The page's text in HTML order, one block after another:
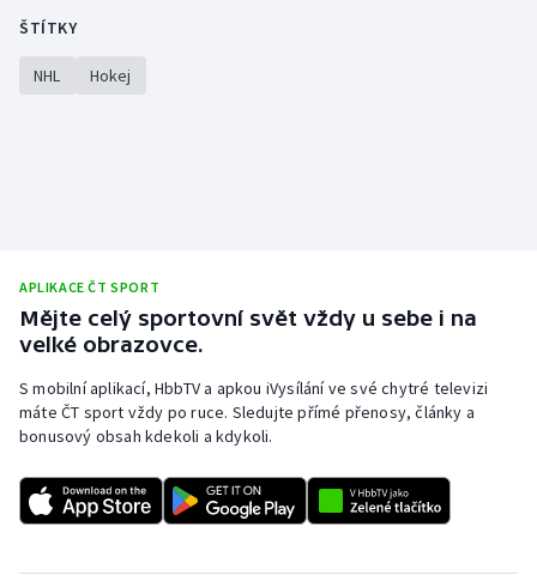
Parasport
Plavání
Short track
Sportovní střelba
Stolní tenis
Triatlon
ŠTÍTKY
NHL Hokej
APLIKACE ČT SPORT
Mějte celý sportovní svět vždy u sebe i na
velké obrazovce.
S mobilní aplikací, HbbTV a apkou iVysílání ve své chytré televizi
máte ČT sport vždy po ruce. Sledujte přímé přenosy, články a
bonusový obsah kdekoli a kdykoli.